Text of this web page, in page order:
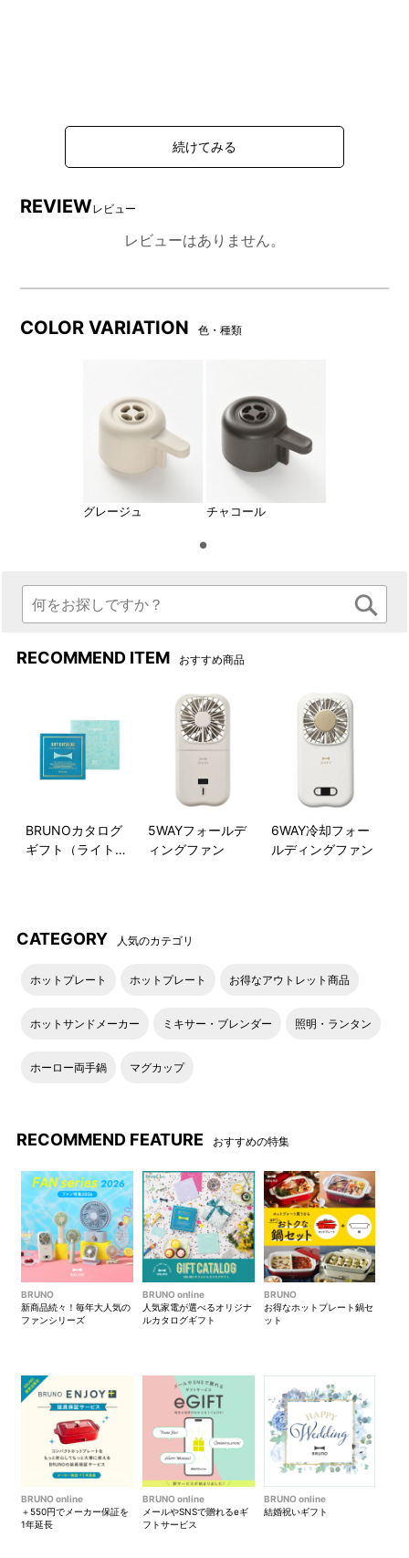
REVIEWレビュー
レビューはありません。
COLOR VARIATION 色・種類
グレージュ チャコール
RECOMMEND ITEM おすすめ商品
BRUNOカタログ
ギフト（ライトブ
5WAYフォールデ
ィングファン
6WAY冷却フォー
ルディングファン
CATEGORY 人気のカテゴリ
ホットプレート ホットプレート お得なアウトレット商品
ホットサンドメーカー ミキサー・ブレンダー 照明・ランタン
ホーロー両手鍋 マグカップ
RECOMMEND FEATURE おすすめの特集
BRUNO
新商品続々！毎年大人気の
ファンシリーズ
BRUNO online
人気家電が選べるオリジナ
ルカタログギフト
BRUNO
お得なホットプレート鍋セ
ット
BRUNO online
＋550円でメーカー保証を
1年延長
BRUNO online
メールやSNSで贈れるeギ
フトサービス
BRUNO online
結婚祝いギフト